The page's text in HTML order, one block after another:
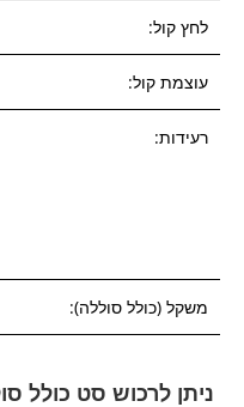
לחץ קול:
עוצמת קול:
רעידות:
משקל (כולל סוללה):